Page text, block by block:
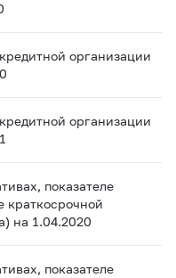
организации
организации
показателе
краткосрочной
на 1.04.2020
показателе